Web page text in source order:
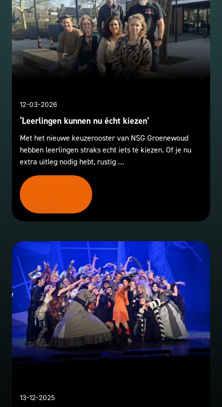
12-03-2026
‘Leerlingen kunnen nu écht kiezen’
Met het nieuwe keuzerooster van NSG Groenewoud
hebben leerlingen straks echt iets te kiezen. Of je nu
extra uitleg nodig hebt, rustig …
13-12-2025